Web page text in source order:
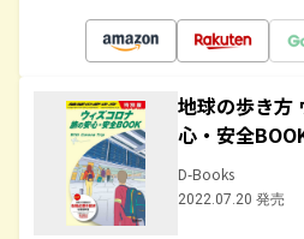
地球の歩き方
心・安全
D-Books
2022.07.20 発売